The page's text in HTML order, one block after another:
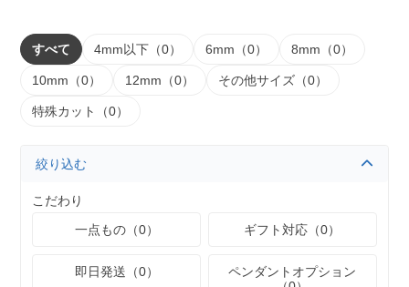
すべて 4mm以下（0） 6mm（0） 8mm（0）
10mm（0） 12mm（0） その他サイズ（0）
特殊カット（0）
絞り込む
こだわり
一点もの（0）
ギフト対応（0）
即日発送（0）
ペンダントオプション